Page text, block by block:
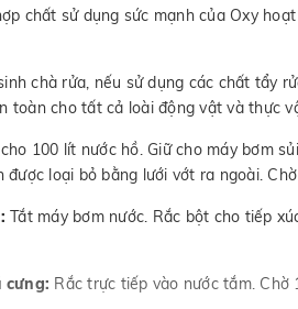
chất sử dụng sức mạnh của Oxy
chà rửa, nếu sử dụng các chất tẩy
toàn cho tất cả loài động vật và thực
100 lít nước hồ. Giữ cho máy bơm
loại bỏ bằng lưới vớt ra ngoài.
Tắt máy bơm nước. Rắc bột cho tiếp
Rắc trực tiếp vào nước tắm. Chờ